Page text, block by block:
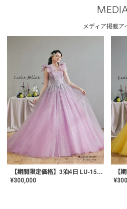
メディア掲載ア
【期間限定価格】3泊4日 LU-1501(Pink)
¥300,000 ¥